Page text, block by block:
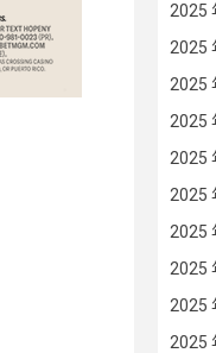
2025
2025
2025
2025
2025
2025
2025
2025
2025
2025